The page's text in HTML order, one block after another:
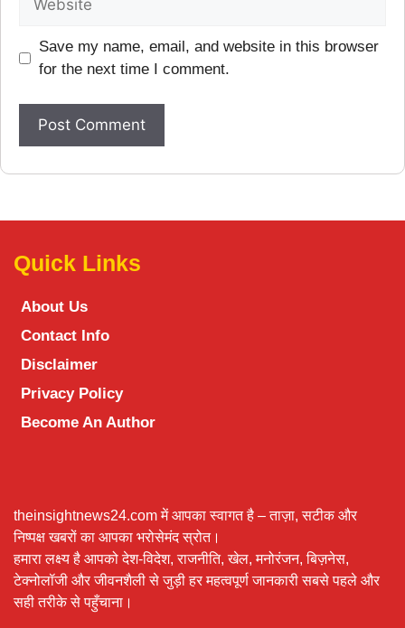
Save my name, email, and website in this browser
for the next time I comment.
Quick Links
About Us
Contact Info
Disclaimer
Privacy Policy
Become An Author
theinsightnews24.com में आपका स्वागत है – ताज़ा, सटीक और
निष्पक्ष खबरों का आपका भरोसेमंद स्रोत।
हमारा लक्ष्य है आपको देश-विदेश, राजनीति, खेल, मनोरंजन, बिज़नेस,
टेक्नोलॉजी और जीवनशैली से जुड़ी हर महत्वपूर्ण जानकारी सबसे पहले और
सही तरीके से पहुँचाना।